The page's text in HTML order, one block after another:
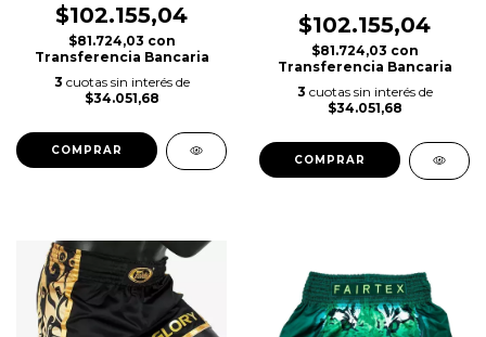
$102.155,04
$81.724,03 con
Transferencia Bancaria
3 cuotas sin interés de
$34.051,68
COMPRAR
$102.155,04
$81.724,03 con
Transferencia Bancaria
3 cuotas sin interés de
$34.051,68
COMPRAR